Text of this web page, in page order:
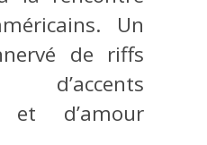
Un
de riffs
et d’amour